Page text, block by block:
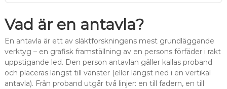
Vad är en antavla?
En antavla är ett av släktforskningens mest grundläggande
verktyg – en grafisk framställning av en persons förfäder i rakt
uppstigande led. Den person antavlan gäller kallas proband
och placeras längst till vänster (eller längst ned i en vertikal
antavla). Från proband utgår två linjer: en till fadern, en till